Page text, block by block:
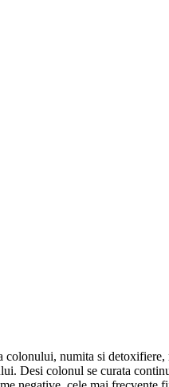
numita si
Desi colonul se curata